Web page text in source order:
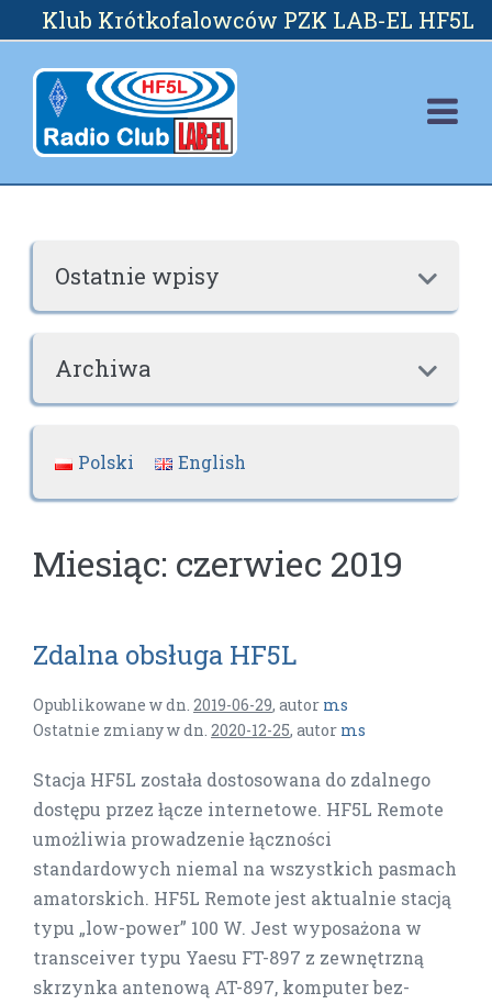
Skip
to
content
Klub Krótkofalowców PZK LAB-EL HF5L

Ostatnie wpisy

Archiwa
Polski English
Miesiąc: czerwiec 2019
Zdalna obsługa HF5L
Opublikowane w dn. 2019-06-29, autor ms
Ostatnie zmiany w dn. 2020-12-25, autor ms
Stacja HF5L została dostosowana do zdalnego
dostępu przez łącze internetowe. HF5L Remote
umożliwia prowadzenie łączności
standardowych niemal na wszystkich pasmach
amatorskich. HF5L Remote jest aktualnie stacją
typu „low-power” 100 W. Jest wyposażona w
transceiver typu Yaesu FT-897 z zewnętrzną
skrzynka antenową AT-897, komputer bez-